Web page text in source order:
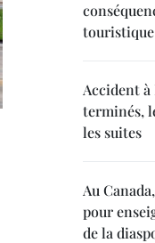
touristique
Accident à
terminés,
les suites
Au
pour
de la